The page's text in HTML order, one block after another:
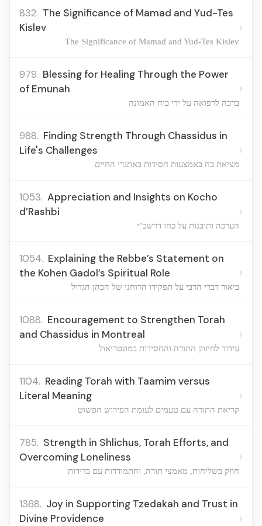
832. The Significance of Mamad and Yud-Tes
Kislev
The Significance of Mamad and Yud-Tes Kislev
›
979. Blessing for Healing Through the Power
of Emunah
ברכה לרפואה על ידי כוח האמונה
›
988. Finding Strength Through Chassidus in
Life's Challenges
מציאת כח באמצעות חסידות באתגרי החיים
›
1053. Appreciation and Insights on Kocho
d’Rashbi
הערכה ותובנות על כחו דרשב"י
›
1054. Explaining the Rebbe’s Statement on
the Kohen Gadol’s Spiritual Role
ביאור דברי הרבי על תפקידו הרוחני של הכהן הגדול
›
1088. Encouragement to Strengthen Torah
and Chassidus in Montreal
עידוד לחיזוק התורה והחסידות במונטריאול
›
1104. Reading Torah with Taamim versus
Literal Meaning
קריאת התורה עם טעמים לעומת הפירוש הפשוט
›
785. Strength in Shlichus, Torah Efforts, and
Overcoming Loneliness
חוזק בשליחות, מאמצי תורה, והתמודדות עם בדידות
›
1368. Joy in Supporting Tzedakah and Trust in
Divine Providence
›